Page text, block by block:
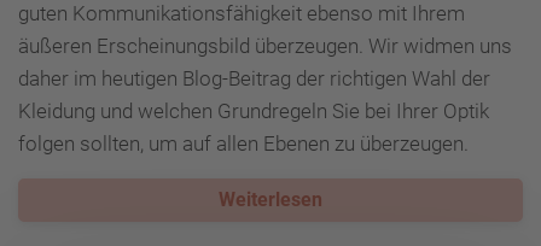
guten Kommunikationsfähigkeit ebenso mit Ihrem
äußeren Erscheinungsbild überzeugen. Wir widmen uns
daher im heutigen Blog-Beitrag der richtigen Wahl der
Kleidung und welchen Grundregeln Sie bei Ihrer Optik
folgen sollten, um auf allen Ebenen zu überzeugen.
Weiterlesen